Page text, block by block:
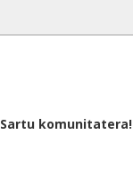
Sartu komunitatera!